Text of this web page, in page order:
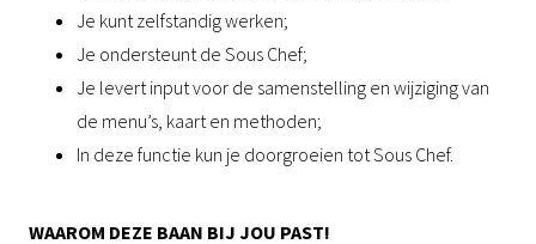
Je kunt zelfstandig werken;
Je ondersteunt de Sous Chef;
Je levert input voor de samenstelling en wijziging van
de menu’s, kaart en methoden;
In deze functie kun je doorgroeien tot Sous Chef.
WAAROM DEZE BAAN BIJ JOU PAST!